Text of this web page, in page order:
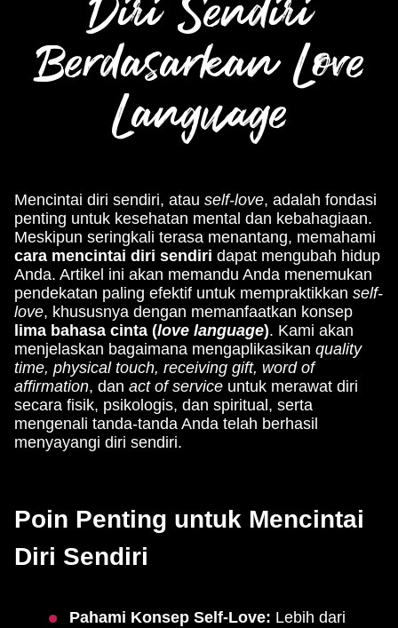
Berdasarkan Love
Language
Mencintai diri sendiri, atau self-love, adalah fondasi
penting untuk kesehatan mental dan kebahagiaan.
Meskipun seringkali terasa menantang, memahami
cara mencintai diri sendiri dapat mengubah hidup
Anda. Artikel ini akan memandu Anda menemukan
pendekatan paling efektif untuk mempraktikkan self-
love, khususnya dengan memanfaatkan konsep
lima bahasa cinta (love language). Kami akan
menjelaskan bagaimana mengaplikasikan quality
time, physical touch, receiving gift, word of
affirmation, dan act of service untuk merawat diri
secara fisik, psikologis, dan spiritual, serta
mengenali tanda-tanda Anda telah berhasil
menyayangi diri sendiri.
Poin Penting untuk Mencintai
Diri Sendiri
Pahami Konsep Self-Love: Lebih dari